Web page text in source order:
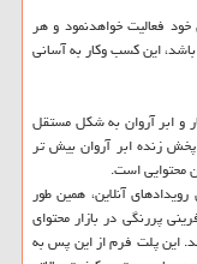
فعالیت خواهدنمود و هر
این کسب وکار به آسانی
و ابر آروان به شکل مستقل
زنده ابر آروان بیش تر
محتوایی است.
آنلاین، همین طور
پررنگی در بازار محتوای
این پلت فرم از این پس به